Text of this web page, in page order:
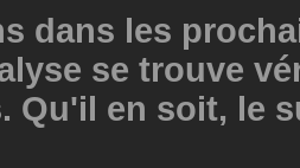
dans les
se trouve
Qu'il en soit, le